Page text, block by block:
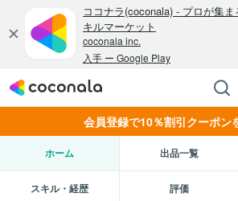
会員登録で10％割引クーポン
ホーム 出品一覧
スキル・経歴 評価